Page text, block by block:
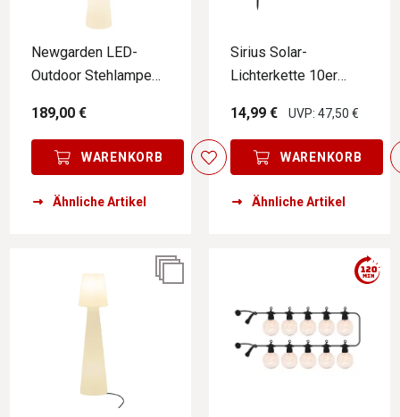
Newgarden LED-
Outdoor Stehlampe
189,00 €
WARENKORB
Ähnliche Artikel
Sirius Solar-
Lichterkette 10er
14,99 €
UVP: 47,50 €
WARENKORB
Ähnliche Artikel